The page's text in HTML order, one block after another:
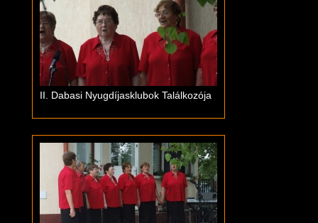
II. Dabasi Nyugdíjasklubok Találkozója